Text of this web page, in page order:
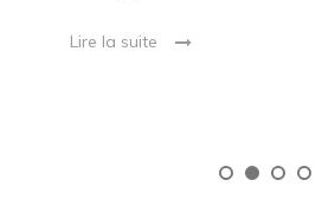
Lire la suite